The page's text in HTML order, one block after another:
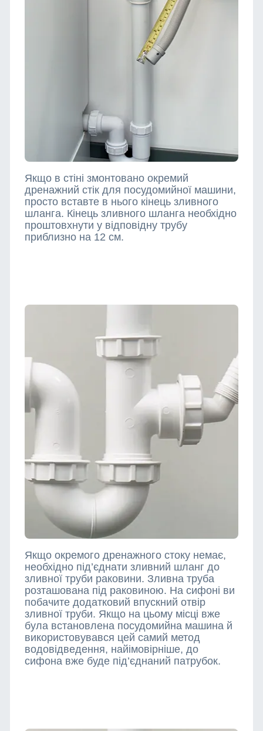
Якщо в стіні змонтовано окремий
дренажний стік для посудомийної машини,
просто вставте в нього кінець зливного
шланга. Кінець зливного шланга необхідно
проштовхнути у відповідну трубу
приблизно на 12 см.
Якщо окремого дренажного стоку немає,
необхідно під’єднати зливний шланг до
зливної труби раковини. Зливна труба
розташована під раковиною. На сифоні ви
побачите додатковий впускний отвір
зливної труби. Якщо на цьому місці вже
була встановлена посудомийна машина й
використовувався цей самий метод
водовідведення, найімовірніше, до
сифона вже буде під’єднаний патрубок.